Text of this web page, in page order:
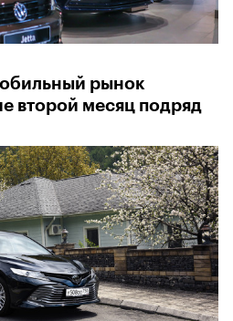
рынок
второй месяц подряд